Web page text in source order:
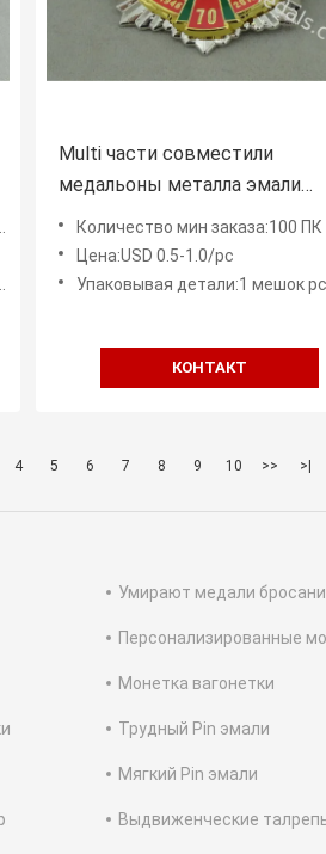
Multi части совместили
медальоны металла эмали
значков сувенира мягкие
Количество мин заказа:100 ПК в
Цена:USD 0.5-1.0/pc
Упаковывая детали:1 мешок pc/poly, мешок
КОНТАКТ
4 5 6 7 8 9 10 >> >|
Умирают медали
Персонализированные
Монетка вагонетки
Трудный Pin эмали
Мягкий Pin эмали
Выдвиженческие